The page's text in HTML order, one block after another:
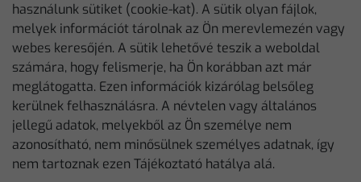
használunk sütiket (cookie-kat). A sütik olyan fájlok,
melyek információt tárolnak az Ön merevlemezén vagy
webes keresőjén. A sütik lehetővé teszik a weboldal
számára, hogy felismerje, ha Ön korábban azt már
meglátogatta. Ezen információk kizárólag belsőleg
kerülnek felhasználásra. A névtelen vagy általános
jellegű adatok, melyekből az Ön személye nem
azonosítható, nem minősülnek személyes adatnak, így
nem tartoznak ezen Tájékoztató hatálya alá.